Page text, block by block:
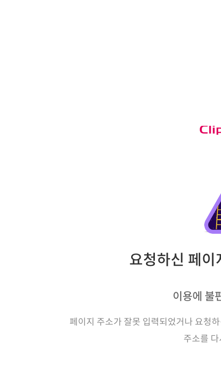
요청하신 페
이용에 불
페이지 주소가 잘못 입력되었거나 요청
주소를